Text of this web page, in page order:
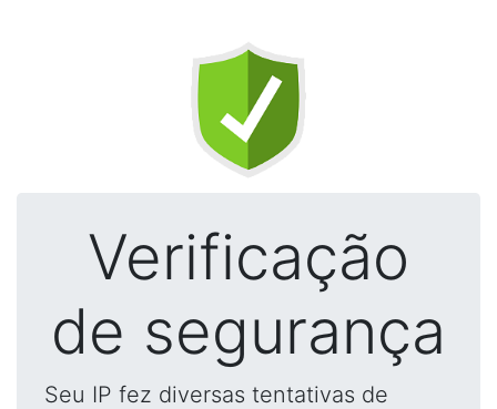
Verificação
de segurança
Seu IP fez diversas tentativas de